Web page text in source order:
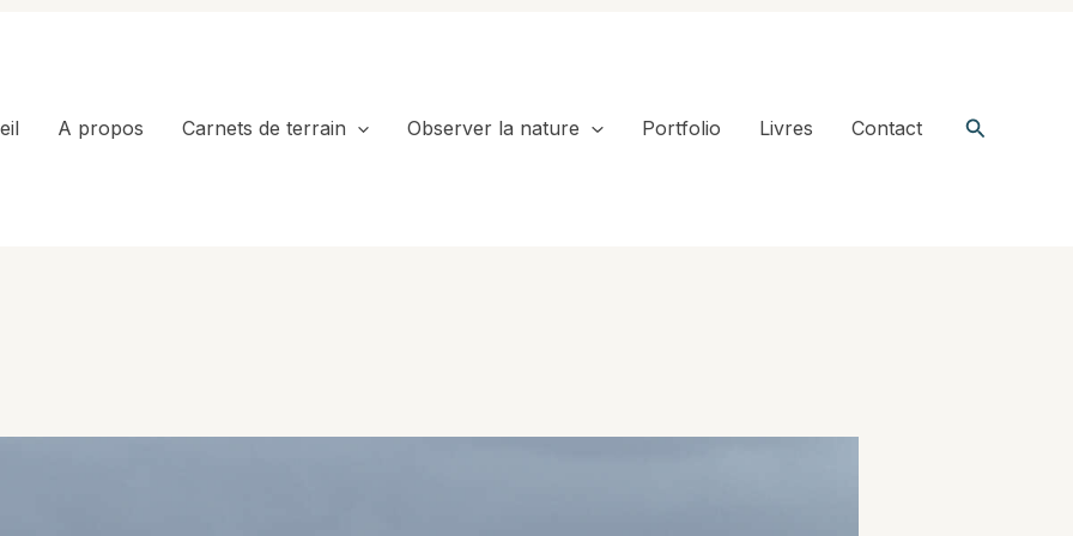
A propos Carnets de terrain Observer la nature Portfolio Livres Contact